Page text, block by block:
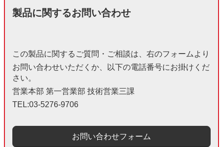
製品に関するお問い合わせ
この製品に関するご質問・ご相談は、右のフォームより
お問い合わせいただくか、以下の電話番号にお掛けくだ
さい。
営業本部 第一営業部 技術営業三課
TEL:03-5276-9706
お問い合わせフォーム